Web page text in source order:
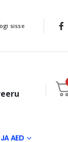
sisse
AED